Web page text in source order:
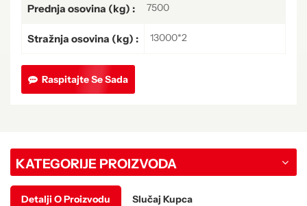
Prednja osovina (kg) : 7500
Stražnja osovina (kg) : 13000*2
Raspitajte Se Sada
KATEGORIJE PROIZVODA
Detalji O Proizvodu Slučaj Kupca